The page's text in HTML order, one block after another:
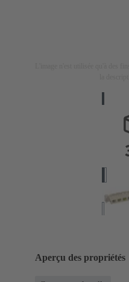
Aperçu des propriétés